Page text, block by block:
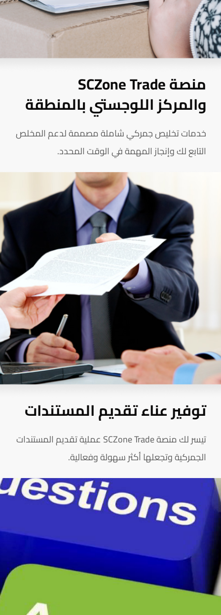
منصة SCZone Trade
والمركز اللوجستي بالمنطقة
خدمات تخليص جمركي شاملة مصممة لدعم المخلص
التابع لك وإنجاز المهمة في الوقت المحدد.
توفير عناء تقديم المستندات
تيسر لك منصة SCZone Trade عملية تقديم المستندات
الجمركية وتجعلها أكثر سهولة وفعالية.